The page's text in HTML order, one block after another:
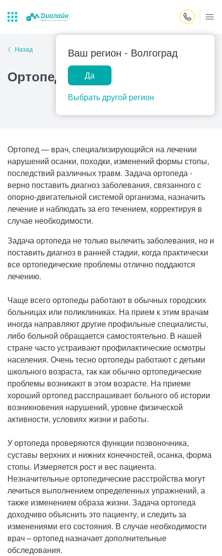
Ваш регион - Волгоград
Да
Выбрать другой регион
Лаборатории
Центр помощи
на дому
Закрыть поиск
Популярные запросы
Прием гинеколога
Прием гастроэнтеролога
Прием офтальмолога
Прием уролога
Прием хирурга
Прием кардиолога
Назад
Ортопед
Ортопед — врач, специализирующийся на лечении
нарушений осанки, походки, изменений формы стопы,
последствий различных травм. Задача ортопеда -
верно поставить диагноз заболевания, связанного с
опорно-двигательной системой организма, назначить
лечение и наблюдать за его течением, корректируя в
случае необходимости.
Задача ортопеда не только вылечить заболевания, но и
поставить диагноз в ранней стадии, когда практически
все ортопедические проблемы отлично поддаются
лечению.
Чаще всего ортопеды работают в обычных городских
больницах или поликлиниках. На прием к этим врачам
иногда направляют другие профильные специалисты,
либо больной обращается самостоятельно. В нашей
стране часто устраивают профилактические осмотры
населения. Очень тесно ортопеды работают с детьми
школьного возраста, так как обычно ортопедические
проблемы возникают в этом возрасте. На приеме
хороший ортопед расспрашивает больного об истории
возникновения нарушений, уровне физической
активности, условиях жизни и работы.
У ортопеда проверяются функции позвоночника,
суставы верхних и нижних конечностей, осанка, форма
стопы. Измеряется рост и вес пациента.
Незначительные ортопедические расстройства могут
лечиться выполнением определенных упражнений, а
также изменением образа жизни. Задача ортопеда
доходчиво объяснить это пациенту, и следить за
изменениями его состояния. В случае необходимости
врач – ортопед назначает дополнительные
обследования.